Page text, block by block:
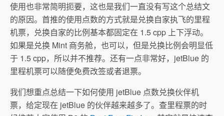
使用也非常简明扼要，这也是我们一直没有写这个总结文
的原因。首推的使用点数的方式就是兑换自家执飞的里程
机票，兑换自家的比例基本都固定在 1.5 cpp 上下浮动。
如果是兑换 Mint 商务舱，也可以，但是兑换比例会明显低
于 1.5 cpp，所以并不推荐。还有一点非常好，jetBlue 的
里程机票可以随便免费改签或者退票。
我们想重点总结一下如何使用 jetBlue 点数兑换伙伴机
票，给定现在 jetBlue 的伙伴越来越多了。查里程票的时